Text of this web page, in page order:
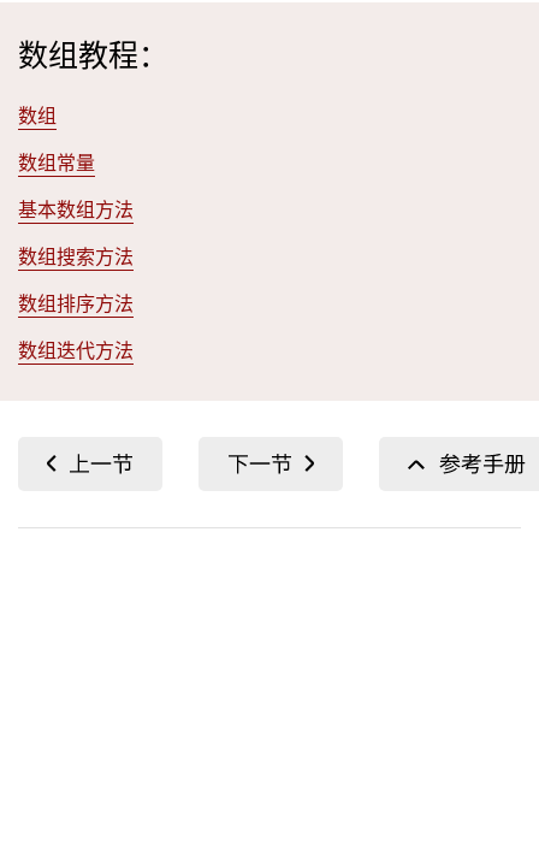
数组教程：
数组
数组常量
基本数组方法
数组搜索方法
数组排序方法
数组迭代方法